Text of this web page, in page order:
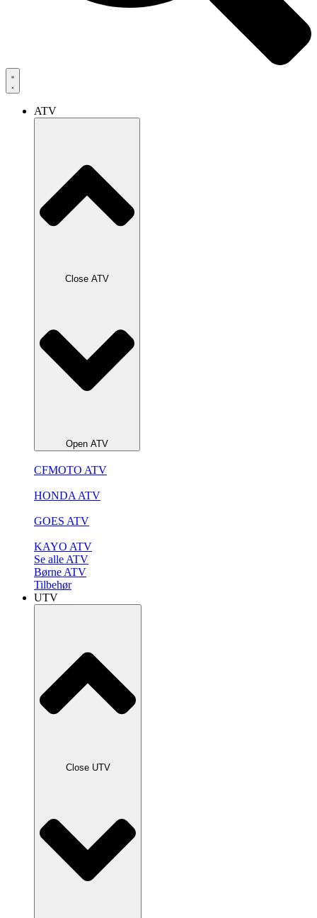
ATV
Close ATV
Open ATV
CFMOTO ATV
HONDA ATV
GOES ATV
KAYO ATV
Se alle ATV
Børne ATV
Tilbehør
UTV
Close UTV